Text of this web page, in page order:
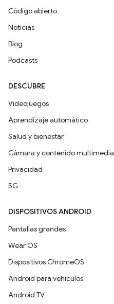
Código abierto
Noticias
Blog
Podcasts
DESCUBRE
Videojuegos
Aprendizaje automático
Salud y bienestar
Cámara y contenido multimedia
Privacidad
5G
DISPOSITIVOS ANDROID
Pantallas grandes
Wear OS
Dispositivos ChromeOS
Android para vehículos
Android TV